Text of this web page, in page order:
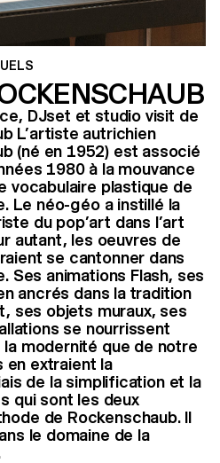
DJset et studio visit de
L’artiste autrichien
(né en 1952) est associé
1980 à la mouvance
vocabulaire plastique de
Le néo-géo a instillé la
du pop’art dans l’art
autant, les oeuvres de
se cantonner dans
Ses animations Flash, ses
ancrés dans la tradition
ses objets muraux, ses
se nourrissent
modernité que de notre
en extraient la
de la simplification et la
qui sont les deux
de Rockenschaub. Il
le domaine de la